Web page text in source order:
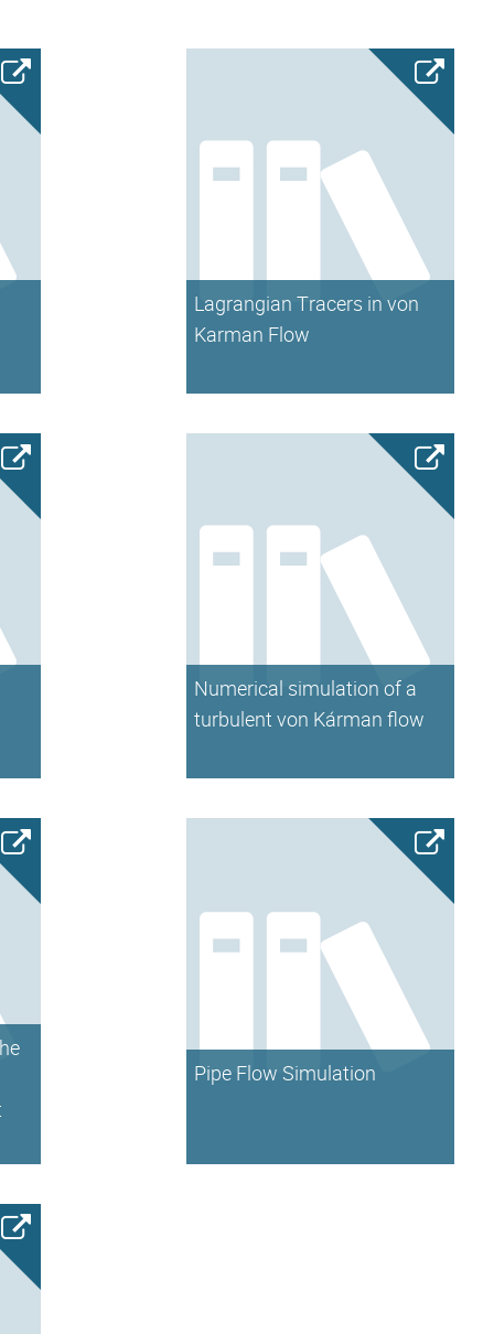
Lagrangian Tracers in von
Karman Flow
Numerical simulation of a
turbulent von Kárman flow
Pipe Flow Simulation